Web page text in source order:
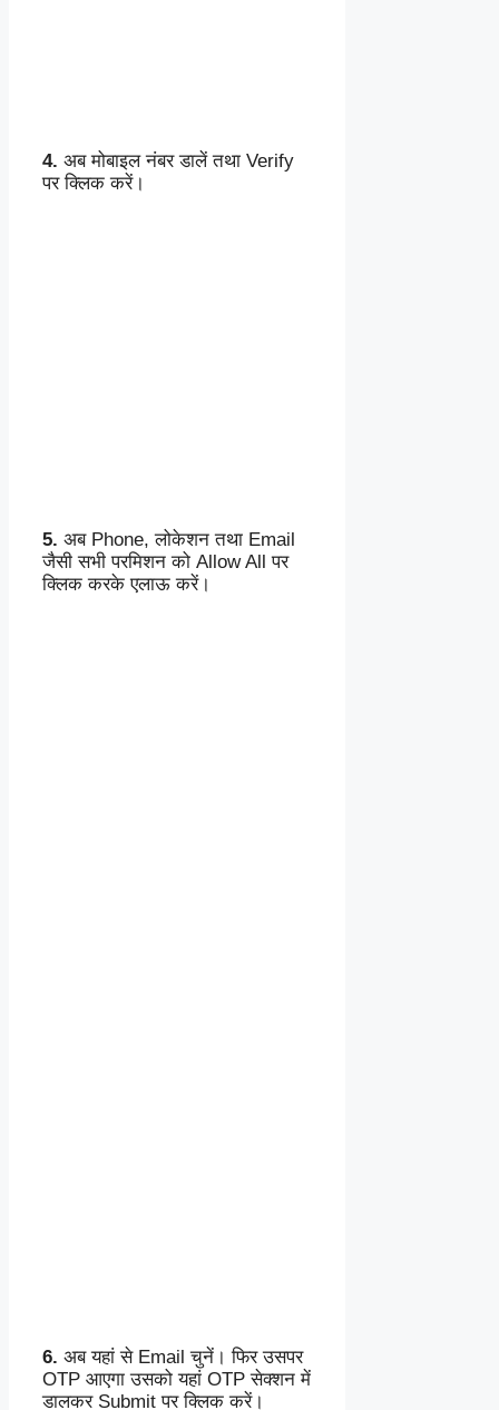
4. अब मोबाइल नंबर डालें तथा Verify
पर क्लिक करें।
5. अब Phone, लोकेशन तथा Email
जैसी सभी परमिशन को Allow All पर
क्लिक करके एलाऊ करें।
6. अब यहां से Email चुनें। फिर उसपर
OTP आएगा उसको यहां OTP सेक्शन में
डालकर Submit पर क्लिक करें।